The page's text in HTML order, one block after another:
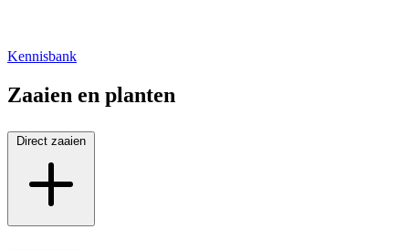
Kennisbank
Zaaien en planten
Direct zaaien